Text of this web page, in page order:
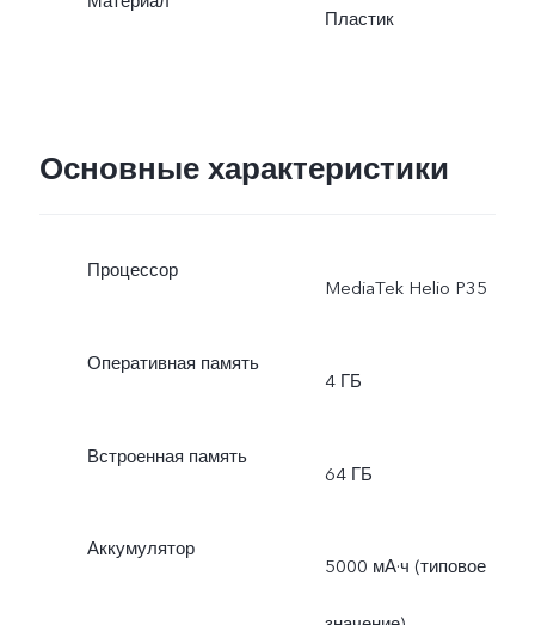
Пластик
Основные характеристики
Процессор
MediaTek Helio P35
Оперативная память
4 ГБ
Встроенная память
64 ГБ
Аккумулятор
5000 мА·ч (типовое